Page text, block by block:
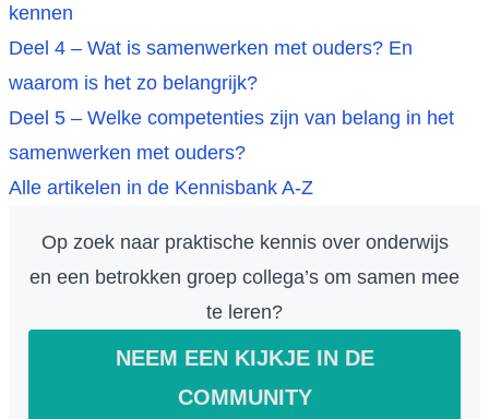
kennen
Deel 4 – Wat is samenwerken met ouders? En
waarom is het zo belangrijk?
Deel 5 – Welke competenties zijn van belang in het
samenwerken met ouders?
Alle artikelen in de Kennisbank A-Z
Op zoek naar praktische kennis over onderwijs
en een betrokken groep collega’s om samen mee
te leren?
NEEM EEN KIJKJE IN DE
COMMUNITY